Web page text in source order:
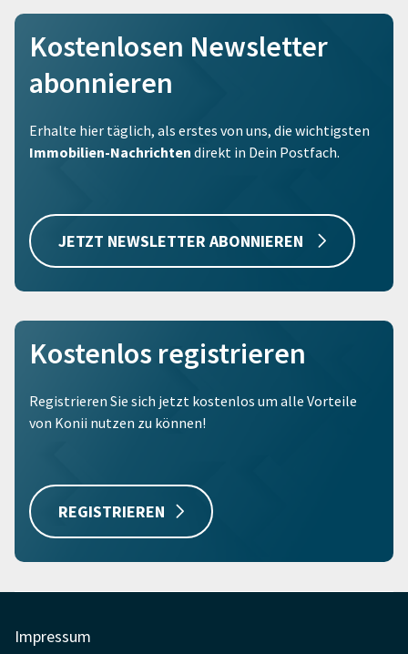
Kostenlosen Newsletter
abonnieren
Erhalte hier täglich, als erstes von uns, die wichtigsten
Immobilien-Nachrichten direkt in Dein Postfach.
JETZT NEWSLETTER ABONNIEREN
Kostenlos registrieren
Registrieren Sie sich jetzt kostenlos um alle Vorteile
von Konii nutzen zu können!
REGISTRIEREN
Impressum